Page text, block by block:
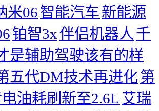
米06智能汽车新能源
铂智3x伴侣机器人 千
是辅助驾驶该有的样
五代DM技术再进化第
油耗刷新至2.6L 艾瑞